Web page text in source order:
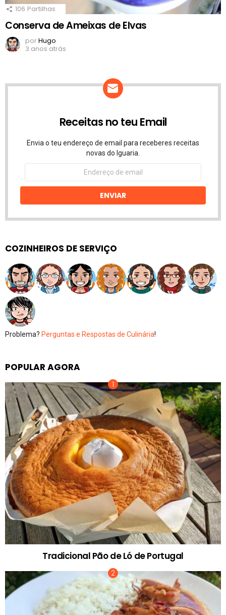
106 Partilhas
Conserva de Ameixas de Elvas
porHugo
3 anos atrás
Receitas no teu Email
Envia o teu endereço de email para receberes receitas
novas do Iguaria.
Endereço
email
ENVIAR
COZINHEIROS DE SERVIÇO
Problema? Perguntas e Respostas de Culinária!
POPULAR AGORA
Tradicional Pão de Ló de Portugal